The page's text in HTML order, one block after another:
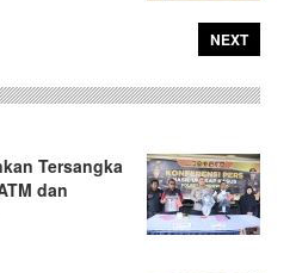
NEXT
Tersangka
dan